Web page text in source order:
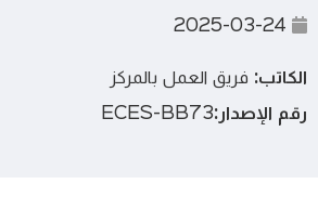
الكاتب: فريق العمل بالمركز
رقم الإصدار:ECES-BB73